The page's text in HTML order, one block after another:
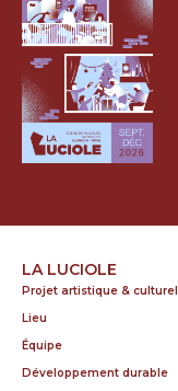
LA LUCIOLE
Projet artistique & culturel
Lieu
Équipe
Développement durable